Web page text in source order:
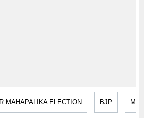
MAHAPALIKA ELECTION BJP